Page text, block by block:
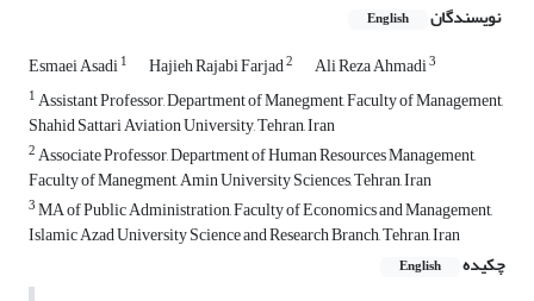
نویسندگان English
Esmaei Asadi1 Hajieh Rajabi Farjad2 Ali Reza Ahmadi3
1Assistant Professor, Department of Manegment, Faculty of Management,
Shahid Sattari Aviation University, Tehran, Iran
2Associate Professor, Department of Human Resources Management,
Faculty of Manegment, Amin University Sciences, Tehran, Iran
3MA of Public Administration, Faculty of Economics and Management,
Islamic Azad University Science and Research Branch, Tehran, Iran
چکیده
English